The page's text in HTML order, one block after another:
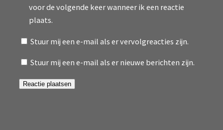
voor de volgende keer wanneer ik een reactie
plaats.
Stuur mij een e-mail als er vervolgreacties zijn.
Stuur mij een e-mail als er nieuwe berichten zijn.